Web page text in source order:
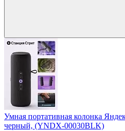
Умная портативная колонка
черный, (YNDX-00030BLK)